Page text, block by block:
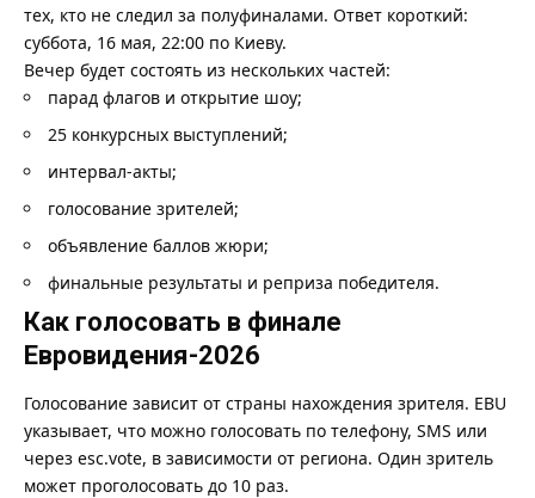
тех, кто не следил за полуфиналами. Ответ короткий:
суббота, 16 мая, 22:00 по Киеву.
Вечер будет состоять из нескольких частей:
парад флагов и открытие шоу;
25 конкурсных выступлений;
интервал-акты;
голосование зрителей;
объявление баллов жюри;
финальные результаты и реприза победителя.
Как голосовать в финале
Евровидения-2026
Голосование зависит от страны нахождения зрителя. EBU
указывает, что можно голосовать по телефону, SMS или
через esc.vote, в зависимости от региона. Один зритель
может проголосовать до 10 раз.